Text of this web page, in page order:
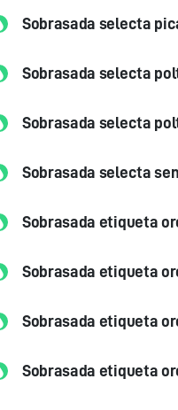
Sobrasada selecta
Sobrasada selecta
Sobrasada selecta
Sobrasada selecta
Sobrasada etiqueta
Sobrasada etiqueta
Sobrasada etiqueta
Sobrasada etiqueta